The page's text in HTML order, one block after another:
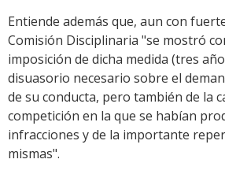
Entiende además que, aun con
Comisión Disciplinaria "se mostró
imposición de dicha medida (tres
disuasorio necesario sobre el
de su conducta, pero también de la
competición en la que se habían
infracciones y de la importante
mismas".